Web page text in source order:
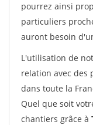
pourrez ainsi
particuliers
auront besoin
L'utilisation de
relation avec des
dans toute la
Quel que soit
chantiers grâce à